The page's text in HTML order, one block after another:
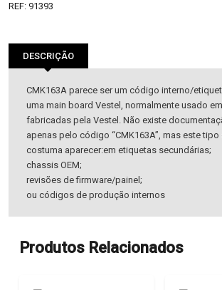
REF: 91393
DESCRIÇÃO
CMK163A parece ser um código interno/
uma main board Vestel, normalmente usado em
fabricadas pela Vestel. Não existe
apenas pelo código “CMK163A”, mas este tipo
costuma aparecer:em etiquetas secundárias;
chassis OEM;
revisões de firmware/painel;
ou códigos de produção internos
Produtos Relacionados